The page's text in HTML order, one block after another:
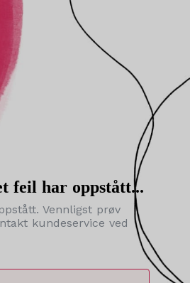
feil har oppstått...
Vennligst prøv
kundeservice ved